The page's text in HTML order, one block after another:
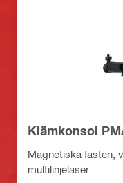
Klämkonsol
Magnetiska fästen,
multilinjelaser